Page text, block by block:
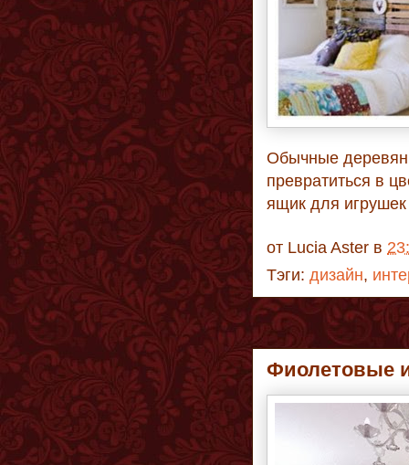
Обычные
превратиться в
ящик для
от Lucia Aster в
Тэги: дизайн,
Фиолетовые